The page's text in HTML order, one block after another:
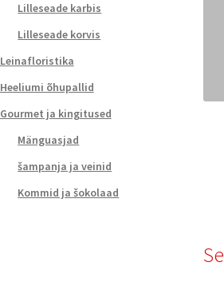
Lilleseade karbis
Lilleseade korvis
Leinafloristika
Heeliumi õhupallid
Gourmet ja kingitused
Mänguasjad
šampanja ja veinid
Kommid ja šokolaad